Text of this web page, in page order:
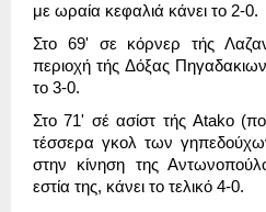
με ωραία κεφαλιά κάνει το 2-0.
Στο 69' σε κόρνερ τής Λαζα
περιοχήτής Δόξας Πηγαδακιων
το 3-0.
Στο 71' σέ ασίστ τήςAtako (πο
τέσσερα γκολ των γηπεδού
στην
κίνηση της Αντωνοπού
εστία της, κάνει το τελικό 4-0.